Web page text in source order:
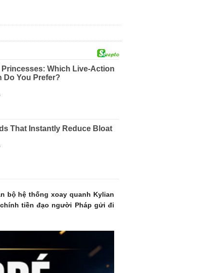
bộ hệ thống xoay quanh Kylian
tiền đạo người Pháp gửi đi